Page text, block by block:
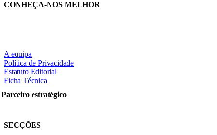
nas redes sociais:
CONHEÇA-NOS MELHOR
A equipa
Política de Privacidade
Estatuto Editorial
Ficha Técnica
Parceiro estratégico
SECÇÕES